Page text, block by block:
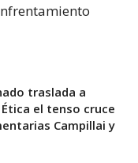
traslada a
el tenso cruce
Campillai y